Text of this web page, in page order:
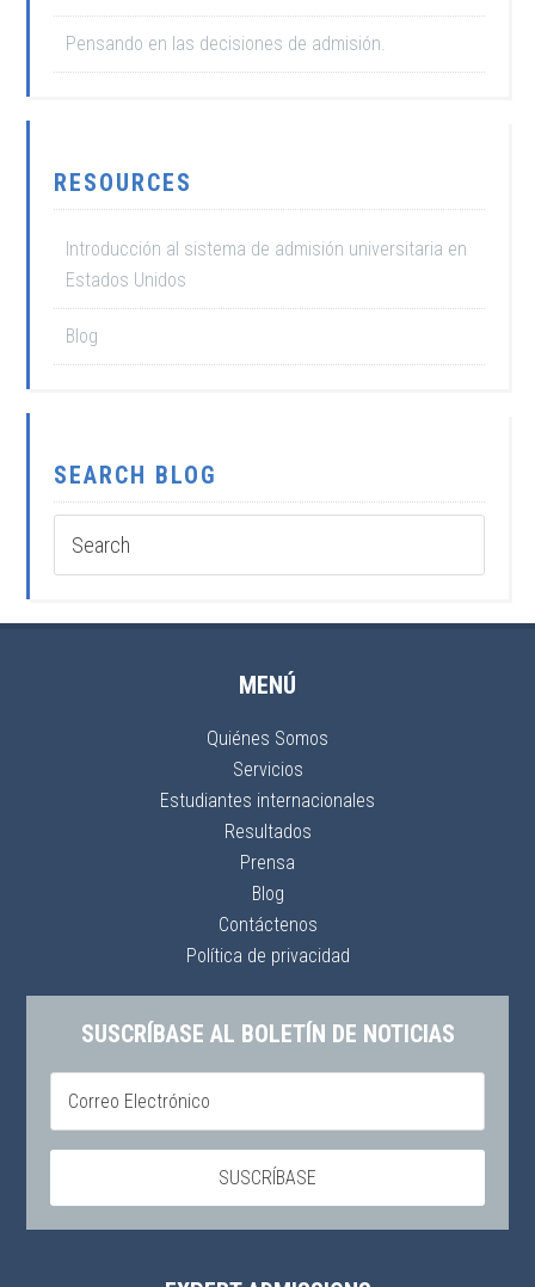
Pensando en las decisiones de admisión.
RESOURCES
Introducción al sistema de admisión universitaria en
Estados Unidos
Blog
SEARCH BLOG
MENÚ
Quiénes Somos
Servicios
Estudiantes internacionales
Resultados
Prensa
Blog
Contáctenos
Política de privacidad
SUSCRÍBASE AL BOLETÍN DE NOTICIAS